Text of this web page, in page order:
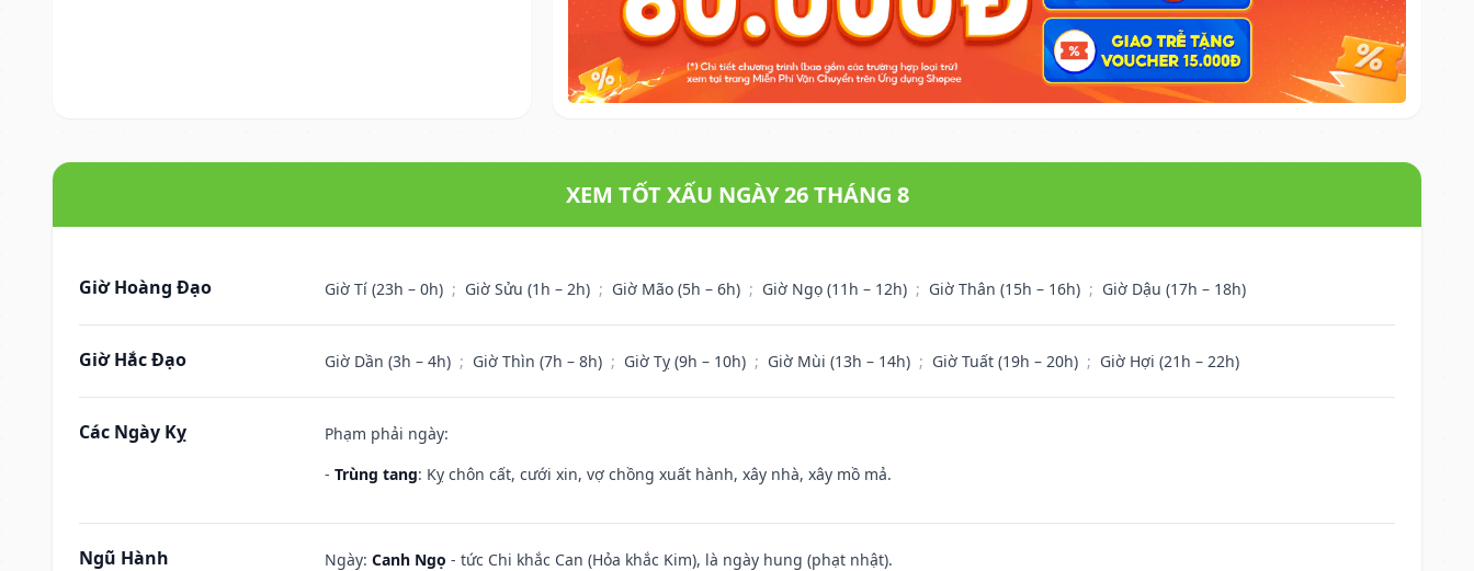
XEM TỐT XẤU NGÀY 26 THÁNG 8
Giờ Hoàng Đạo Giờ Tí (23h – 0h) ; Giờ Sửu (1h – 2h) ; Giờ Mão (5h – 6h) ; Giờ Ngọ (11h – 12h) ; Giờ Thân (15h – 16h) ; Giờ Dậu (17h – 18h)
Giờ Hắc Đạo Giờ Dần (3h – 4h) ; Giờ Thìn (7h – 8h) ; Giờ Tỵ (9h – 10h) ; Giờ Mùi (13h – 14h) ; Giờ Tuất (19h – 20h) ; Giờ Hợi (21h – 22h)
Các Ngày Kỵ
Phạm phải ngày:
- Trùng tang: Kỵ chôn cất, cưới xin, vợ chồng xuất hành, xây nhà, xây mồ mả.
Ngũ Hành Ngày: Canh Ngọ - tức Chi khắc Can (Hỏa khắc Kim), là ngày hung (phạt nhật).